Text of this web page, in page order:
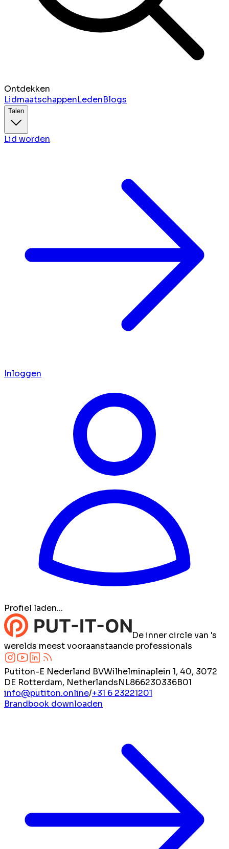
Ontdekken
LidmaatschappenLedenBlogs
Talen
Lid worden
Inloggen
Profiel laden...
De inner circle van 's
werelds meest vooraanstaande professionals
Putiton-E Nederland BVWilhelminaplein 1, 40, 3072
DE Rotterdam, NetherlandsNL866230336B01
info@putiton.online/+31 6 23221201
Brandbook downloaden